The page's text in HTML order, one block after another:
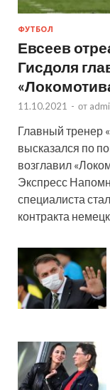
ФУТБОЛ
Евсеев
Гисдоля
11.10.2021 - от
Главный тренер
высказался по
возглавил
Экспресс
специалиста
контракта